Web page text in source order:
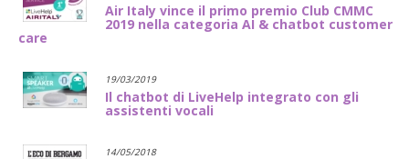
Air Italy vince il primo premio Club CMMC
2019 nella categoria AI & chatbot customer
care
19/03/2019
Il chatbot di LiveHelp integrato con gli
assistenti vocali
14/05/2018